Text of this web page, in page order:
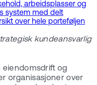
arbeidsplasser og
system med delt
over hele porteføljen
kundeansvarlig
eiendomsdrift og
organisasjoner over